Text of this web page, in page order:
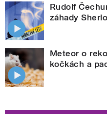
Rudolf
záhady
Meteor o
kočkách a